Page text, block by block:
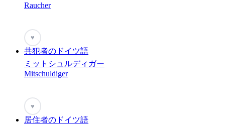
Raucher
♥
共犯者のドイツ語
ミットシュルディガー
Mitschuldiger
♥
居住者のドイツ語